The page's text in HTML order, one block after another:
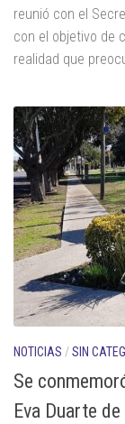
reunió con el
con el objetivo de
realidad que
NOTICIAS /SIN
Se
Eva Duarte